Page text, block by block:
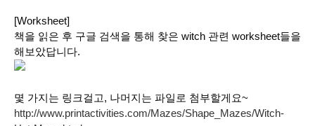
[Worksheet]
책을 읽은 후 구글 검색을 통해 찾은 witch 관련 worksheet들을
해보았답니다.
몇 가지는 링크걸고, 나머지는 파일로 첨부할게요~
http://www.printactivities.com/Mazes/Shape_Mazes/Witch-